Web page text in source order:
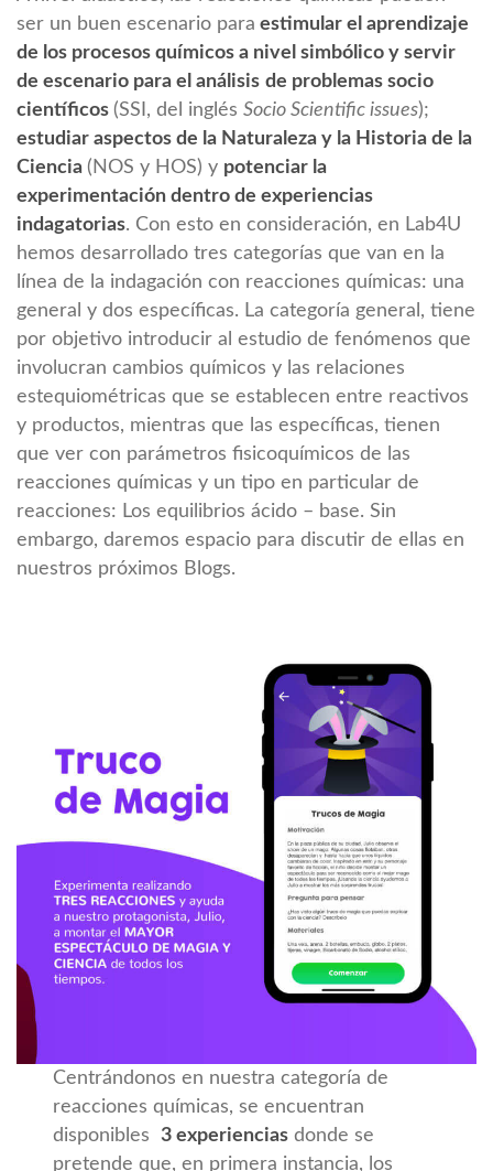
ser un buen escenario para estimular el aprendizaje
de los procesos químicos a nivel simbólico y servir
de escenario para el análisis de problemas socio
científicos (SSI, del inglés Socio Scientific issues);
estudiar aspectos de la Naturaleza y la Historia de la
Ciencia (NOS y HOS) y potenciar la
experimentación dentro de experiencias
indagatorias. Con esto en consideración, en Lab4U
hemos desarrollado tres categorías que van en la
línea de la indagación con reacciones químicas: una
general y dos específicas. La categoría general, tiene
por objetivo introducir al estudio de fenómenos que
involucran cambios químicos y las relaciones
estequiométricas que se establecen entre reactivos
y productos, mientras que las específicas, tienen
que ver con parámetros fisicoquímicos de las
reacciones químicas y un tipo en particular de
reacciones: Los equilibrios ácido – base. Sin
embargo, daremos espacio para discutir de ellas en
nuestros próximos Blogs.
Centrándonos en nuestra categoría de
reacciones químicas, se encuentran
disponibles 3 experiencias donde se
pretende que, en primera instancia, los